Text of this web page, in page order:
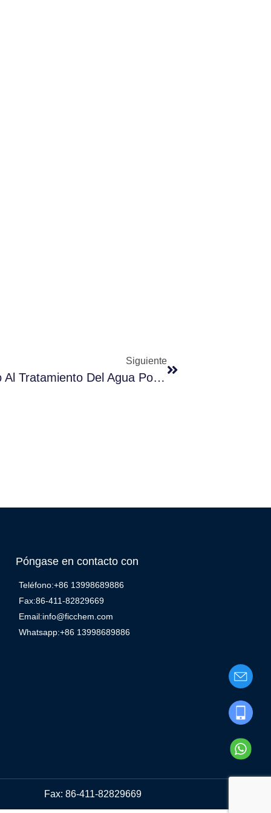
Siguiente
Aplicación Del Cloruro De Amonio Al Tratamiento Del Agua Potable
Póngase en contacto con
Teléfono:+86 13998689886
Fax:86-411-82829669
Email:info@ficchem.com
Whatsapp:+86 13998689886
Fax: 86-411-82829669